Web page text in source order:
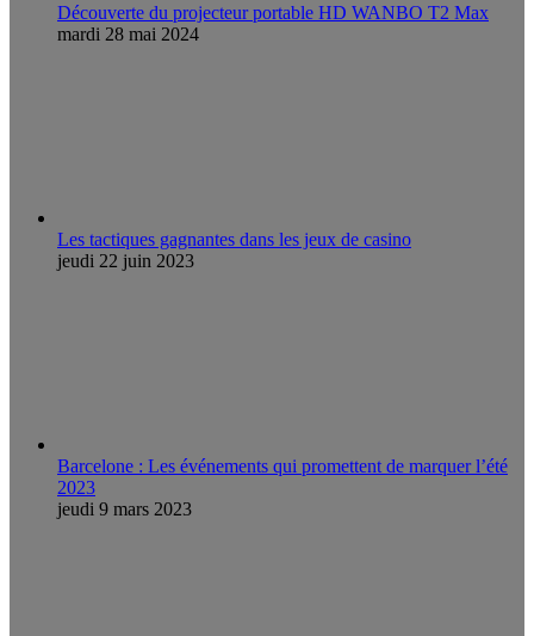
Découverte du projecteur portable HD WANBO T2 Max
mardi 28 mai 2024
Les tactiques gagnantes dans les jeux de casino
jeudi 22 juin 2023
Barcelone : Les événements qui promettent de marquer l’été
2023
jeudi 9 mars 2023